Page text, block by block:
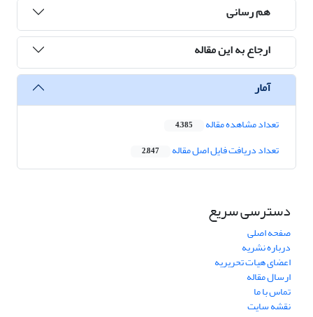
هم رسانی
ارجاع به این مقاله
آمار
تعداد مشاهده مقاله 4,385
تعداد دریافت فایل اصل مقاله 2,847
دسترسی سریع
صفحه اصلی
درباره نشریه
اعضای هیات تحریریه
ارسال مقاله
تماس با ما
نقشه سایت